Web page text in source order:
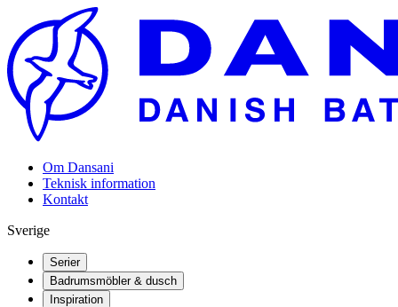
Om Dansani
Teknisk information
Kontakt
Sverige
Serier
Badrumsmöbler & dusch
Inspiration